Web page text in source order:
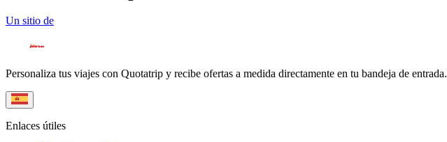
Un sitio de
Personaliza tus viajes con Quotatrip y recibe ofertas a medida directamente en tu bandeja de entrada.
Enlaces útiles